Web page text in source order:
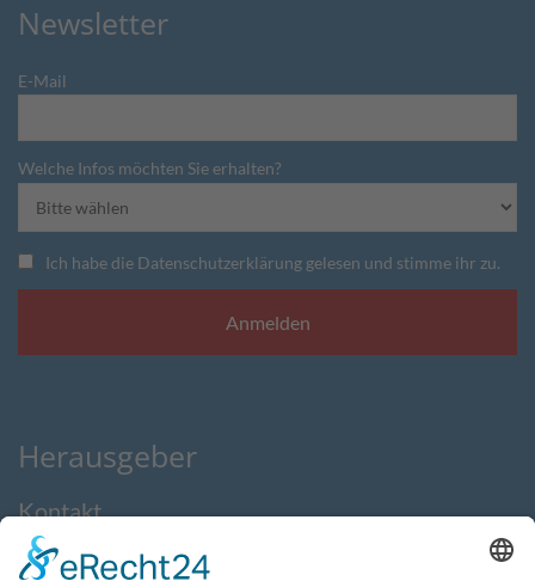
Newsletter
E-Mail
Welche Infos möchten Sie erhalten?
Ich habe die Datenschutzerklärung gelesen und stimme ihr zu.
Herausgeber
Kontakt
Impressum